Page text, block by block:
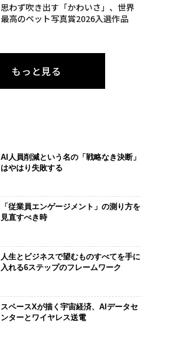
思わず吹き出す「かわいさ」、世界
最高のペット写真賞2026入選作品
もっと見る
AI人員削減という名の「戦略なき決断」
はやはり失敗する
「従業員エンゲージメント」の測り方を
見直すべき時
人生とビジネスで望むものすべてを手に
入れる6ステップのフレームワーク
スペースXが描く宇宙経済、AIデータセ
ンターとワイヤレス送電